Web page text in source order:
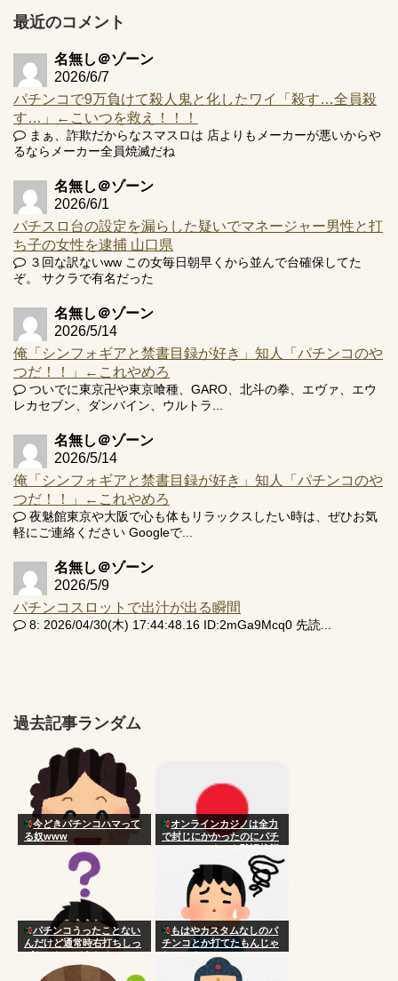
アズールレーン スロット評価はコイン持ちの悪い疑似ボ天
Powered by livedoor 相互RSS
最近のコメント
名無し＠ゾーン
2026/6/7
パチンコで9万負けて殺人鬼と化したワイ「殺す…全員殺
す…」←こいつを救え！！！
まぁ、詐欺だからなスマスロは 店よりもメーカーが悪いからや
るならメーカー全員焼滅だね
名無し＠ゾーン
2026/6/1
パチスロ台の設定を漏らした疑いでマネージャー男性と打
ち子の女性を逮捕 山口県
３回な訳ないww この女毎日朝早くから並んで台確保してた
ぞ。 サクラで有名だった
名無し＠ゾーン
2026/5/14
俺「シンフォギアと禁書目録が好き」知人「パチンコのや
つだ！！」←これやめろ
ついでに東京卍や東京喰種、GARO、北斗の拳、エヴァ、エウ
レカセブン、ダンバイン、ウルトラ...
名無し＠ゾーン
2026/5/14
俺「シンフォギアと禁書目録が好き」知人「パチンコのや
つだ！！」←これやめろ
夜魅館東京や大阪で心も体もリラックスしたい時は、ぜひお気
軽にご連絡ください Googleで...
名無し＠ゾーン
2026/5/9
パチンコスロットで出汁が出る瞬間
8: 2026/04/30(木) 17:44:48.16 ID:2mGa9Mcq0 先読...
過去記事ランダム
今どきパチンコハマって
る奴www
オンラインカジノは全力
で封じにかかったのにパチ
ンコはいつまでも黙認状態
パチンコうったことない
んだけど通常時右打ちしっ
ぱなしだとどうなるの？
もはやカスタムなしのパ
チンコとか打てたもんじゃ
ないのよ